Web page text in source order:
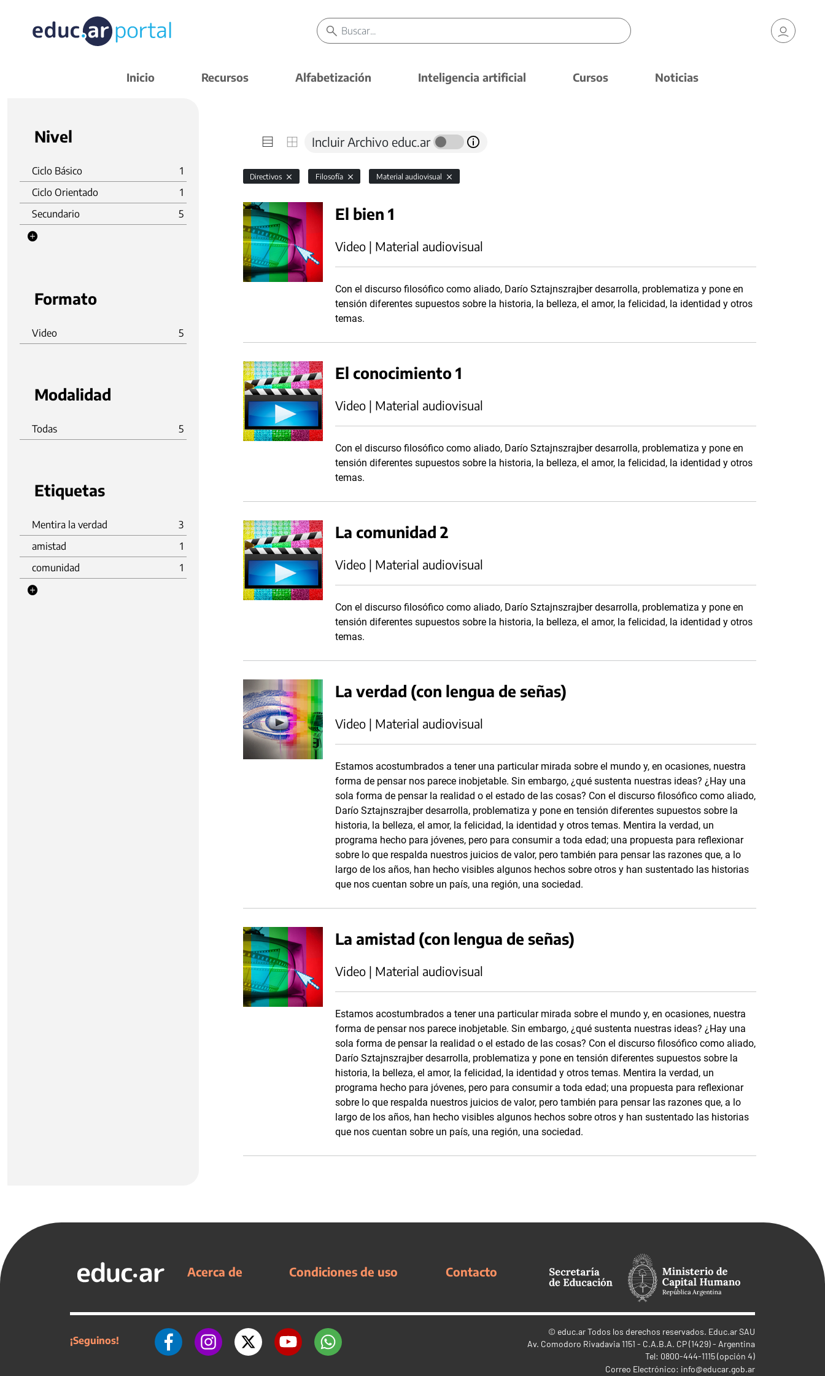
Inicio Recursos Alfabetización Inteligencia artificial Cursos Noticias
Nivel
Ciclo Básico
1
Ciclo Orientado
1
Secundario
5
Formato
Video 5
Modalidad
Todas 5
Etiquetas
Mentira la verdad
3
amistad
1
comunidad
1
Incluir Archivo educ.ar
Directivos Filosofía Material audiovisual
El bien 1
Video | Material audiovisual
Con el discurso filosófico como aliado, Darío Sztajnszrajber desarrolla, problematiza y pone en
tensión diferentes supuestos sobre la historia, la belleza, el amor, la felicidad, la identidad y otros
temas.
El conocimiento 1
Video | Material audiovisual
Con el discurso filosófico como aliado, Darío Sztajnszrajber desarrolla, problematiza y pone en
tensión diferentes supuestos sobre la historia, la belleza, el amor, la felicidad, la identidad y otros
temas.
La comunidad 2
Video | Material audiovisual
Con el discurso filosófico como aliado, Darío Sztajnszrajber desarrolla, problematiza y pone en
tensión diferentes supuestos sobre la historia, la belleza, el amor, la felicidad, la identidad y otros
temas.
La verdad (con lengua de señas)
Video | Material audiovisual
Estamos acostumbrados a tener una particular mirada sobre el mundo y, en ocasiones, nuestra
forma de pensar nos parece inobjetable. Sin embargo, ¿qué sustenta nuestras ideas? ¿Hay una
sola forma de pensar la realidad o el estado de las cosas? Con el discurso filosófico como aliado,
Darío Sztajnszrajber desarrolla, problematiza y pone en tensión diferentes supuestos sobre la
historia, la belleza, el amor, la felicidad, la identidad y otros temas. Mentira la verdad, un
programa hecho para jóvenes, pero para consumir a toda edad; una propuesta para reflexionar
sobre lo que respalda nuestros juicios de valor, pero también para pensar las razones que, a lo
largo de los años, han hecho visibles algunos hechos sobre otros y han sustentado las historias
que nos cuentan sobre un país, una región, una sociedad.
La amistad (con lengua de señas)
Video | Material audiovisual
Estamos acostumbrados a tener una particular mirada sobre el mundo y, en ocasiones, nuestra
forma de pensar nos parece inobjetable. Sin embargo, ¿qué sustenta nuestras ideas? ¿Hay una
sola forma de pensar la realidad o el estado de las cosas? Con el discurso filosófico como aliado,
Darío Sztajnszrajber desarrolla, problematiza y pone en tensión diferentes supuestos sobre la
historia, la belleza, el amor, la felicidad, la identidad y otros temas. Mentira la verdad, un
programa hecho para jóvenes, pero para consumir a toda edad; una propuesta para reflexionar
sobre lo que respalda nuestros juicios de valor, pero también para pensar las razones que, a lo
largo de los años, han hecho visibles algunos hechos sobre otros y han sustentado las historias
que nos cuentan sobre un país, una región, una sociedad.
Acerca de Condiciones de uso Contacto
¡Seguinos!
© educ.arTodos los derechos reservados. Educ.ar SAU
Av. Comodoro Rivadavia 1151 - C.A.B.A. CP (1429) - Argentina
Tel: 0800-444-1115 (opción 4)
Correo Electrónico: info@educar.gob.ar